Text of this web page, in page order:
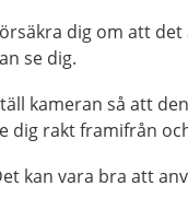
dig om att
se dig.
kameran så att
dig rakt framifrån
kan vara bra att